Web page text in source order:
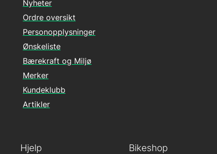
Hjelp
Nyheter
Ordre oversikt
Personopplysninger
Ønskeliste
Bærekraft og Miljø
Merker
Kundeklubb
Artikler
Bikeshop